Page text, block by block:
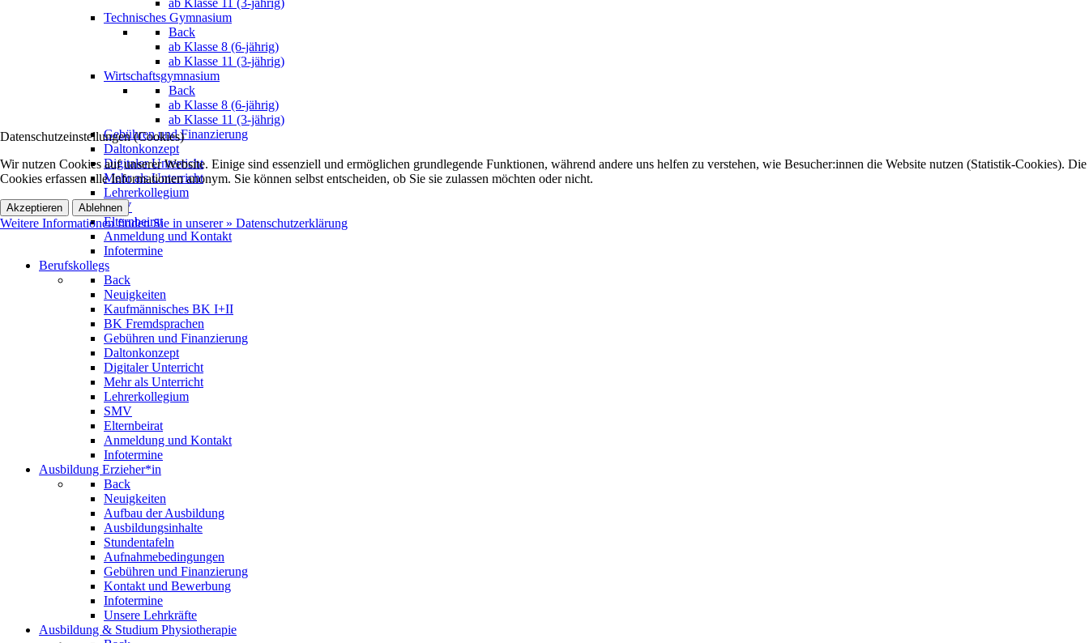
ab Klasse 11 (3-jährig)
Technisches Gymnasium
Back
ab Klasse 8 (6-jährig)
ab Klasse 11 (3-jährig)
Wirtschaftsgymnasium
Back
ab Klasse 8 (6-jährig)
ab Klasse 11 (3-jährig)
Gebühren und Finanzierung
Daltonkonzept
Digitaler Unterricht
Mehr als Unterricht
Lehrerkollegium
SMV
Elternbeirat
Anmeldung und Kontakt
Infotermine
Berufskollegs
Back
Neuigkeiten
Kaufmännisches BK I+II
BK Fremdsprachen
Gebühren und Finanzierung
Daltonkonzept
Digitaler Unterricht
Mehr als Unterricht
Lehrerkollegium
SMV
Elternbeirat
Anmeldung und Kontakt
Infotermine
Ausbildung Erzieher*in
Back
Neuigkeiten
Aufbau der Ausbildung
Ausbildungsinhalte
Stundentafeln
Aufnahmebedingungen
Gebühren und Finanzierung
Kontakt und Bewerbung
Infotermine
Unsere Lehrkräfte
Ausbildung & Studium Physiotherapie
Datenschutzeinstellungen (Cookies)
Wir nutzen Cookies auf unserer Website. Einige sind essenziell und ermöglichen grundlegende Funktionen, während andere uns helfen zu verstehen, wie Besucher:innen die Website nutzen (Statistik-Cookies). Die
Cookies erfassen alle Informationen anonym. Sie können selbst entscheiden, ob Sie sie zulassen möchten oder nicht.
Akzeptieren Ablehnen
Weitere Informationen finden Sie in unserer » Datenschutzerklärung